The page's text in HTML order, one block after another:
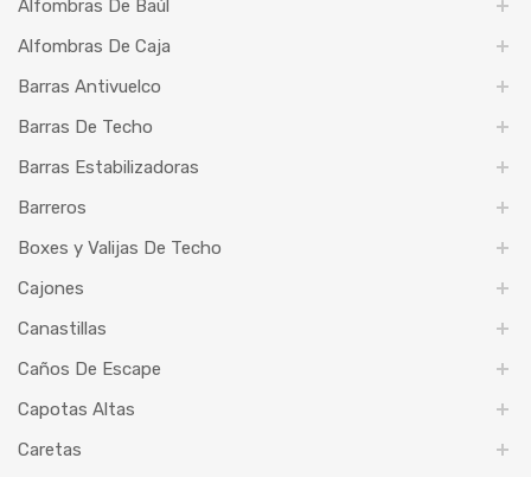
Alfombras De Baúl
Alfombras De Caja
Barras Antivuelco
Barras De Techo
Barras Estabilizadoras
Barreros
Boxes y Valijas De Techo
Cajones
Canastillas
Caños De Escape
Capotas Altas
Caretas